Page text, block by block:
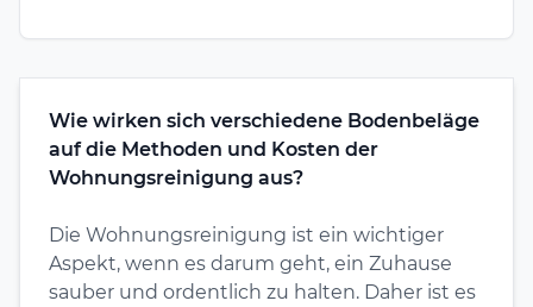
Wie wirken sich verschiedene Bodenbeläge
auf die Methoden und Kosten der
Wohnungsreinigung aus?
Die Wohnungsreinigung ist ein wichtiger
Aspekt, wenn es darum geht, ein Zuhause
sauber und ordentlich zu halten. Daher ist es